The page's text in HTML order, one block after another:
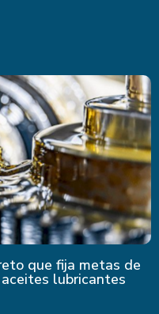
que fija metas de
lubricantes